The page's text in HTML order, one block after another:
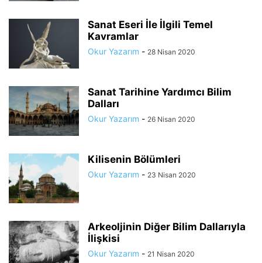
Sanat Eseri İle İlgili Temel
Kavramlar
Okur Yazarım - 28 Nisan 2020
Sanat Tarihine Yardımcı Bilim
Dalları
Okur Yazarım - 26 Nisan 2020
Kilisenin Bölümleri
Okur Yazarım - 23 Nisan 2020
Arkeoljinin Diğer Bilim Dallarıyla
İlişkisi
Okur Yazarım - 21 Nisan 2020